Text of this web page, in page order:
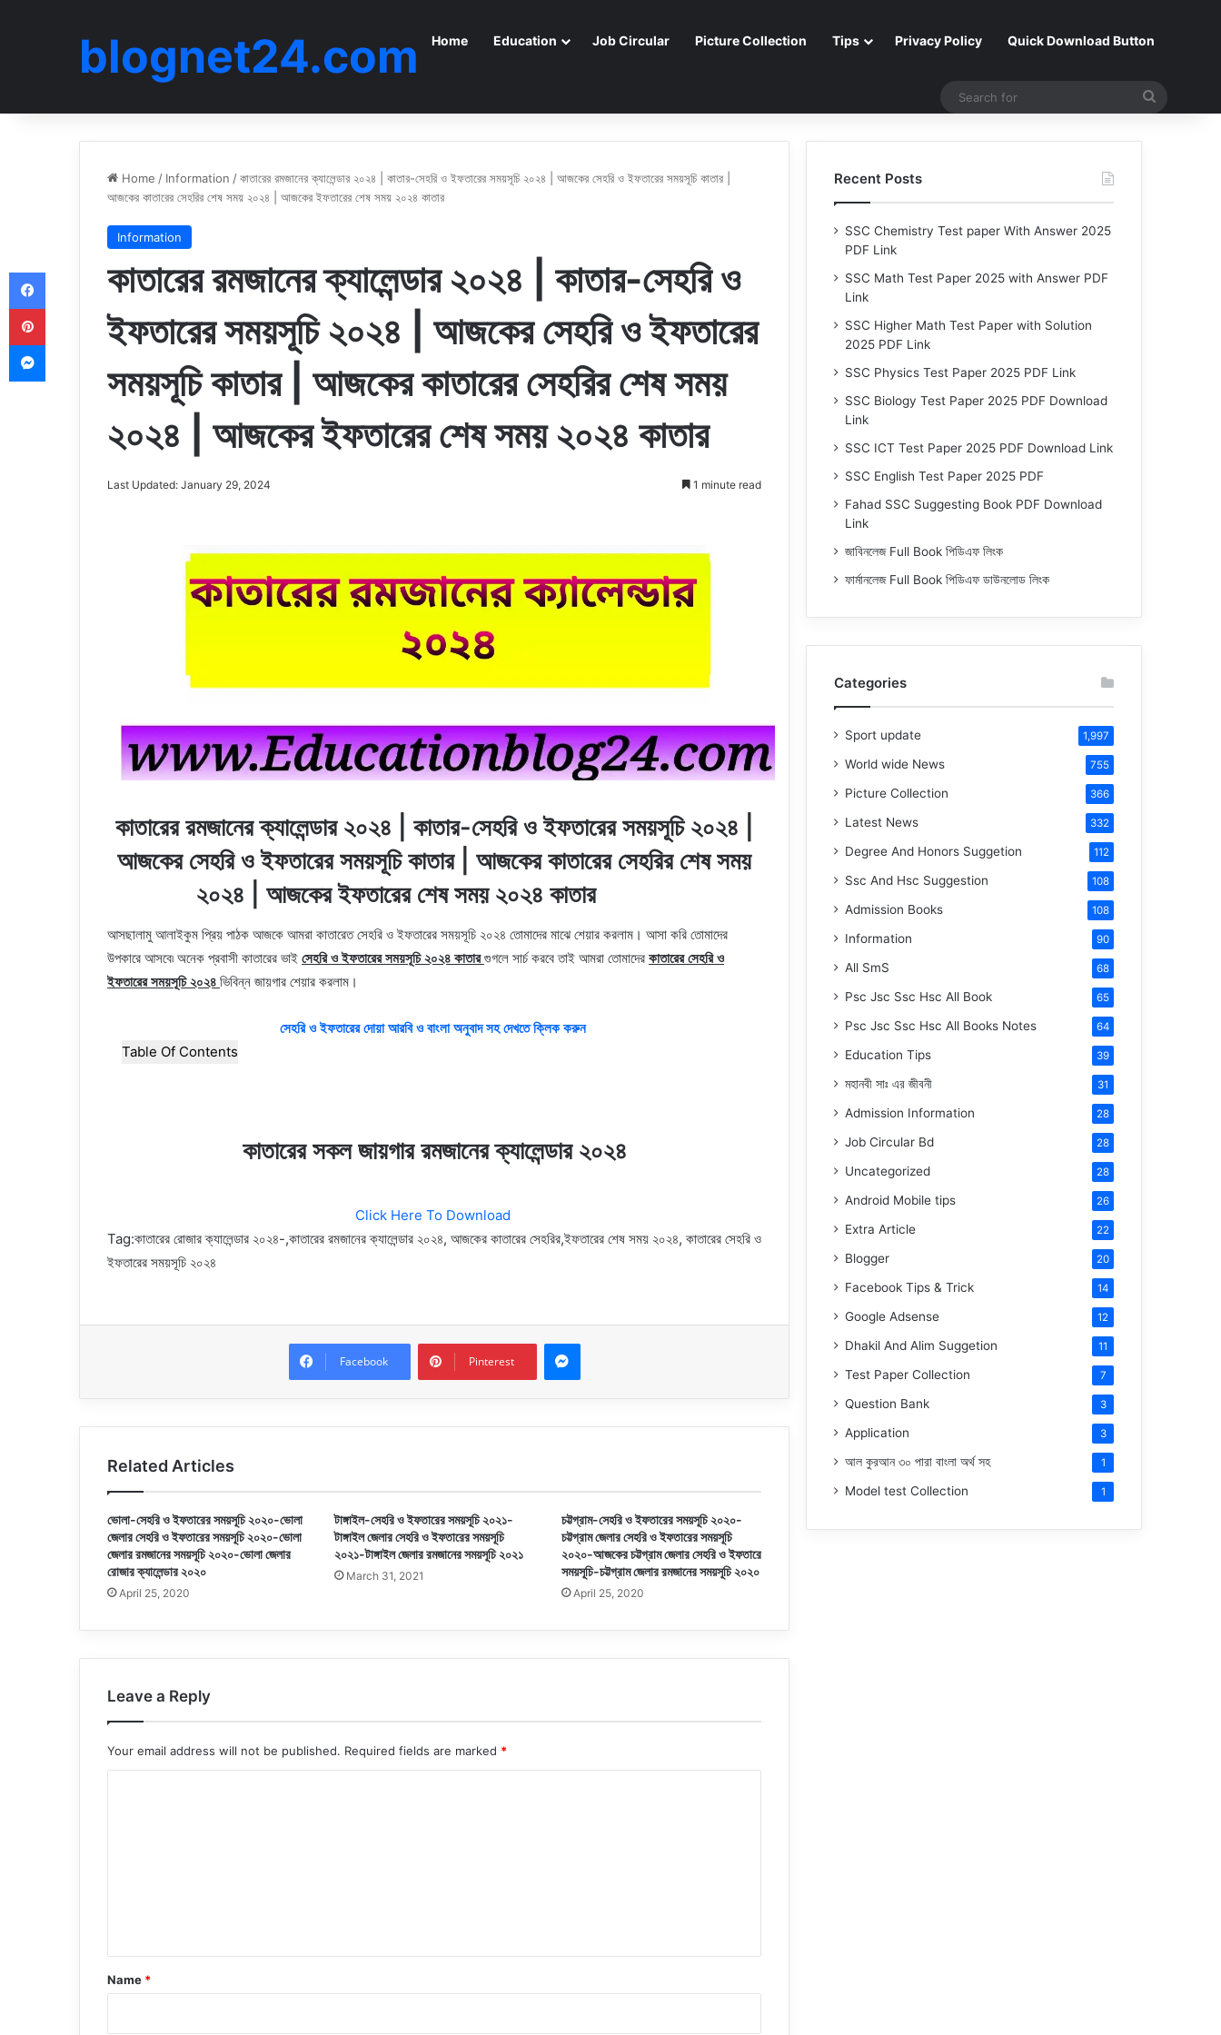
blognet24.com Home Education Job Circular Picture Collection Tips Privacy Policy Quick Download Button
Home / Information /কাতারের রমজানের ক্যালেন্ডার ২০২৪ | কাতার-সেহরি ও ইফতারের সময়সূচি ২০২৪ | আজকের সেহরি ও ইফতারের সময়সূচি কাতার |
আজকের কাতারের সেহরির শেষ সময় ২০২৪ | আজকের ইফতারের শেষ সময় ২০২৪ কাতার
Information
কাতারের রমজানের ক্যালেন্ডার ২০২৪ | কাতার-সেহরি ও
ইফতারের সময়সূচি ২০২৪ | আজকের সেহরি ও ইফতারের
সময়সূচি কাতার | আজকের কাতারের সেহরির শেষ সময়
২০২৪ | আজকের ইফতারের শেষ সময় ২০২৪ কাতার
Last Updated: January 29, 2024 1 minute read
কাতারের রমজানের ক্যালেন্ডার ২০২৪ | কাতার-সেহরি ও ইফতারের সময়সূচি ২০২৪ |
আজকের সেহরি ও ইফতারের সময়সূচি কাতার | আজকের কাতারের সেহরির শেষ সময়
২০২৪ | আজকের ইফতারের শেষ সময় ২০২৪ কাতার
আসছালামু আলাইকুম প্রিয় পাঠক আজকে আমরা কাতারেত সেহরি ও ইফতারের সময়সূচি ২০২৪ তোমাদের মাঝে শেয়ার করলাম। আসা করি তোমাদের
উপকারে আসবে৷ অনেক প্রবাসী কাতারের ভাই সেহরি ও ইফতারের সময়সূচি ২০২৪ কাতারগুগলে সার্চ করবে তাই আমরা তোমাদের কাতারের সেহরি ও
ইফতারের সময়সূচি ২০২৪ ভিবিন্ন জায়গার শেয়ার করলাম।
সেহরি ও ইফতারের দোয়া আরবি ও বাংলা অনুবাদ সহ দেখতে ক্লিক করুন
Table Of Contents
কাতারের সকল জায়গার রমজানের ক্যালেন্ডার ২০২৪
Click Here To Download
Tag:কাতারের রোজার ক্যালেন্ডার ২০২৪-,কাতারের রমজানের ক্যালেন্ডার ২০২৪, আজকের কাতারের সেহরির,ইফতারের শেষ সময় ২০২৪, কাতারের সেহরি ও
ইফতারের সময়সূচি ২০২৪
Facebook Pinterest
Messenger
Related Articles
ভোলা-সেহরি ও ইফতারের সময়সূচি ২০২০-ভোলা
জেলার সেহরি ও ইফতারের সময়সূচি ২০২০-ভোলা
জেলার রমজানের সময়সূচি ২০২০-ভোলা জেলার
রোজার ক্যালেন্ডার ২০২০
April 25, 2020
টাঙ্গাইল-সেহরি ও ইফতারের সময়সূচি ২০২১-
টাঙ্গাইল জেলার সেহরি ও ইফতারের সময়সূচি
২০২১-টাঙ্গাইল জেলার রমজানের সময়সূচি ২০২১
March 31, 2021
চট্টগ্রাম-সেহরি ও ইফতারের সময়সূচি ২০২০-
চট্টগ্রাম জেলার সেহরি ও ইফতারের সময়সূচি
২০২০-আজকের চট্টগ্রাম জেলার সেহরি ও ইফতারে
সময়সূচি-চট্টগ্রাম জেলার রমজানের সময়সূচি ২০২০
April 25, 2020
Leave a Reply
Your email address will not be published. Required fields are marked *
*
Name *
Recent Posts
SSC Chemistry Test paper With Answer 2025
PDF Link
SSC Math Test Paper 2025 with Answer PDF
Link
SSC Higher Math Test Paper with Solution
2025 PDF Link
SSC Physics Test Paper 2025 PDF Link
SSC Biology Test Paper 2025 PDF Download
Link
SSC ICT Test Paper 2025 PDF Download Link
SSC English Test Paper 2025 PDF
Fahad SSC Suggesting Book PDF Download
Link
জাবিনলেজ Full Book পিডিএফ লিংক
ফার্মানলেজ Full Book পিডিএফ ডাউনলোড লিংক
Categories
Sport update 1,997
World wide News 755
Picture Collection 366
Latest News 332
Degree And Honors Suggetion 112
Ssc And Hsc Suggestion 108
Admission Books 108
Information 90
All SmS 68
Psc Jsc Ssc Hsc All Book 65
Psc Jsc Ssc Hsc All Books Notes 64
Education Tips 39
মহানবীসাঃ এর জীবনী 31
Admission Information 28
Job Circular Bd 28
Uncategorized 28
Android Mobile tips 26
Extra Article 22
Blogger 20
Facebook Tips & Trick 14
Google Adsense 12
Dhakil And Alim Suggetion 11
Test Paper Collection 7
Question Bank 3
Application 3
আল কুরআন ৩০ পারা বাংলা অর্থ সহ 1
Model test Collection 1
Facebook
Pinterest
Messenger